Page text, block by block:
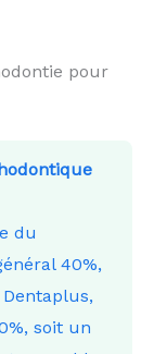
pour
du
40%,
soit un